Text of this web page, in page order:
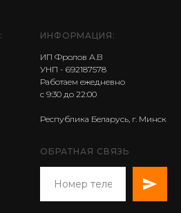
ИНФОРМАЦИЯ:
ИП Фролов А.В
УНП - 692187578
Работаем ежедневно
с 9:30 до 22:00
Республика Беларусь, г. Минск
ОБРАТНАЯ СВЯЗЬ